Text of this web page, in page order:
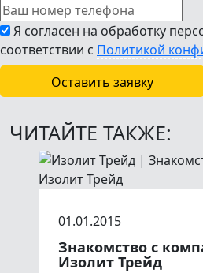
Я согласен на обработку
соответствии с Политикой
Оставить заявку
ЧИТАЙТЕ ТАКЖЕ:
01.01.2015
Знакомство с
Изолит Трейд